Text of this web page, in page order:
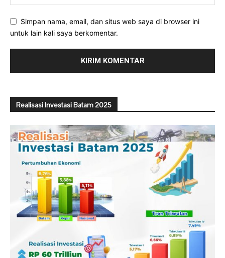
Simpan nama, email, dan situs web saya di browser ini
untuk lain kali saya berkomentar.
Realisasi Investasi Batam 2025